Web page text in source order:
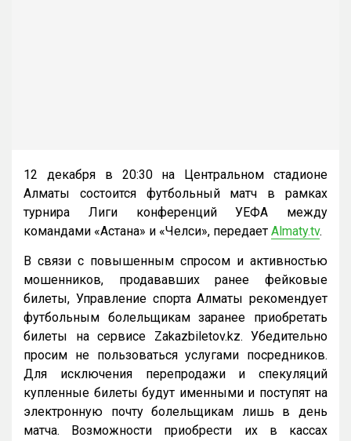
12 декабря в 20:30 на Центральном стадионе
Алматы состоится футбольный матч в рамках
турнира Лиги конференций УЕФА между
командами «Астана» и «Челси», передает Almaty.tv.
В связи с повышенным спросом и активностью
мошенников, продававших ранее фейковые
билеты, Управление спорта Алматы рекомендует
футбольным болельщикам заранее приобретать
билеты на сервисе Zakazbiletov.kz. Убедительно
просим не пользоваться услугами посредников.
Для исключения перепродажи и спекуляций
купленные билеты будут именными и поступят на
электронную почту болельщикам лишь в день
матча. Возможности приобрести их в кассах